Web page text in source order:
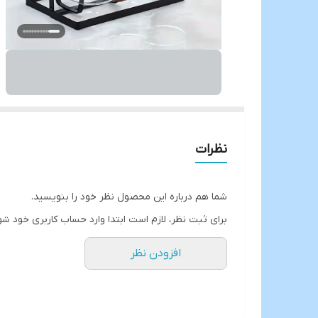
نظرات
شما هم درباره این محصول نظر خود را بنویسید.
برای ثبت نظر، لازم است ابتدا وارد حساب کاربری خود
افزودن نظر